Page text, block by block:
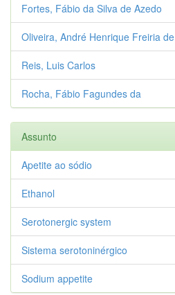
Fortes, Fábio da Silva de Azedo
Oliveira, André Henrique Freiria de
Reis, Luis Carlos
Rocha, Fábio Fagundes da
Assunto
Apetite ao sódio
Ethanol
Serotonergic system
Sistema serotoninérgico
Sodium appetite